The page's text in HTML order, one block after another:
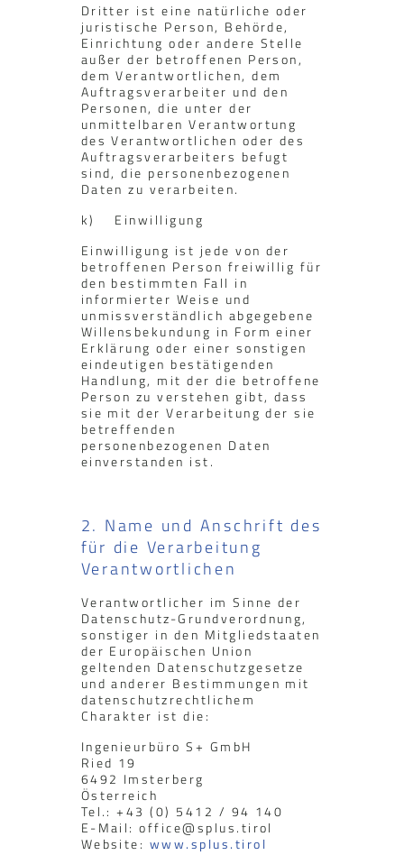
Dritter ist eine natürliche oder
juristische Person, Behörde,
Einrichtung oder andere Stelle
außer der betroffenen Person,
dem Verantwortlichen, dem
Auftragsverarbeiter und den
Personen, die unter der
unmittelbaren Verantwortung
des Verantwortlichen oder des
Auftragsverarbeiters befugt
sind, die personenbezogenen
Daten zu verarbeiten.
k) Einwilligung
Einwilligung ist jede von der
betroffenen Person freiwillig für
den bestimmten Fall in
informierter Weise und
unmissverständlich abgegebene
Willensbekundung in Form einer
Erklärung oder einer sonstigen
eindeutigen bestätigenden
Handlung, mit der die betroffene
Person zu verstehen gibt, dass
sie mit der Verarbeitung der sie
betreffenden
personenbezogenen Daten
einverstanden ist.
2. Name und Anschrift des
für die Verarbeitung
Verantwortlichen
Verantwortlicher im Sinne der
Datenschutz-Grundverordnung,
sonstiger in den Mitgliedstaaten
der Europäischen Union
geltenden Datenschutzgesetze
und anderer Bestimmungen mit
datenschutzrechtlichem
Charakter ist die:
Ingenieurbüro S+ GmbH
Ried 19
6492 Imsterberg
Österreich
Tel.: +43 (0) 5412 / 94 140
E-Mail: office@splus.tirol
Website: www.splus.tirol